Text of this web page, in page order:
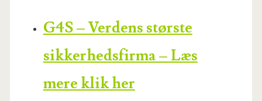
G4S – Verdens største
sikkerhedsfirma – Læs
mere klik her